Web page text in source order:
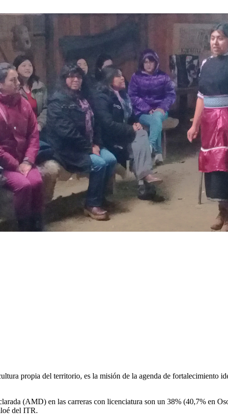
propia del territorio, es la misión de la agenda de
(AMD) en las carreras con licenciatura son un 38% (40,7% en
del ITR.